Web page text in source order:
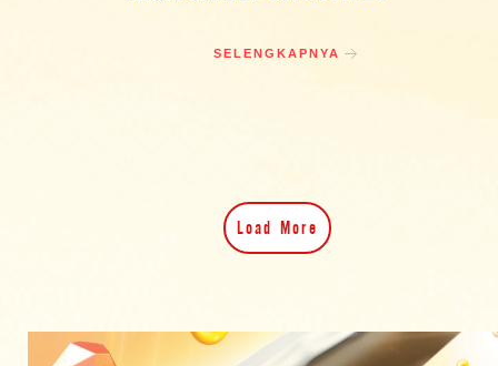
SELENGKAPNYA
Load More